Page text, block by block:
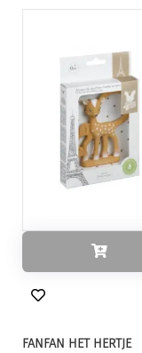
FANFAN HET HERTJE